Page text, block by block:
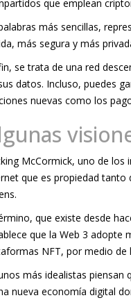
que emplean
más sencillas,
más segura y más
se trata de una red
datos. Incluso, puedes
nuevas como los
McCormick, uno de los
que es propiedad tanto
que existe desde
que la Web 3 adopte
NFT, por medio de
más idealistas piensan
nueva economía digital